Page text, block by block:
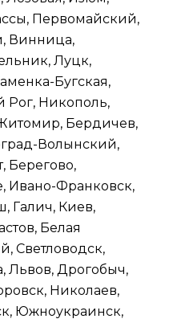
Первомайский,
Винница,
Луцк,
Бугская,
Никополь,
Бердичев,
Волынский,
Берегово,
Ивано-Франковск,
Галич, Киев,
Белая
Светловодск,
Львов, Дрогобыч,
Николаев,
Южноукраинск,